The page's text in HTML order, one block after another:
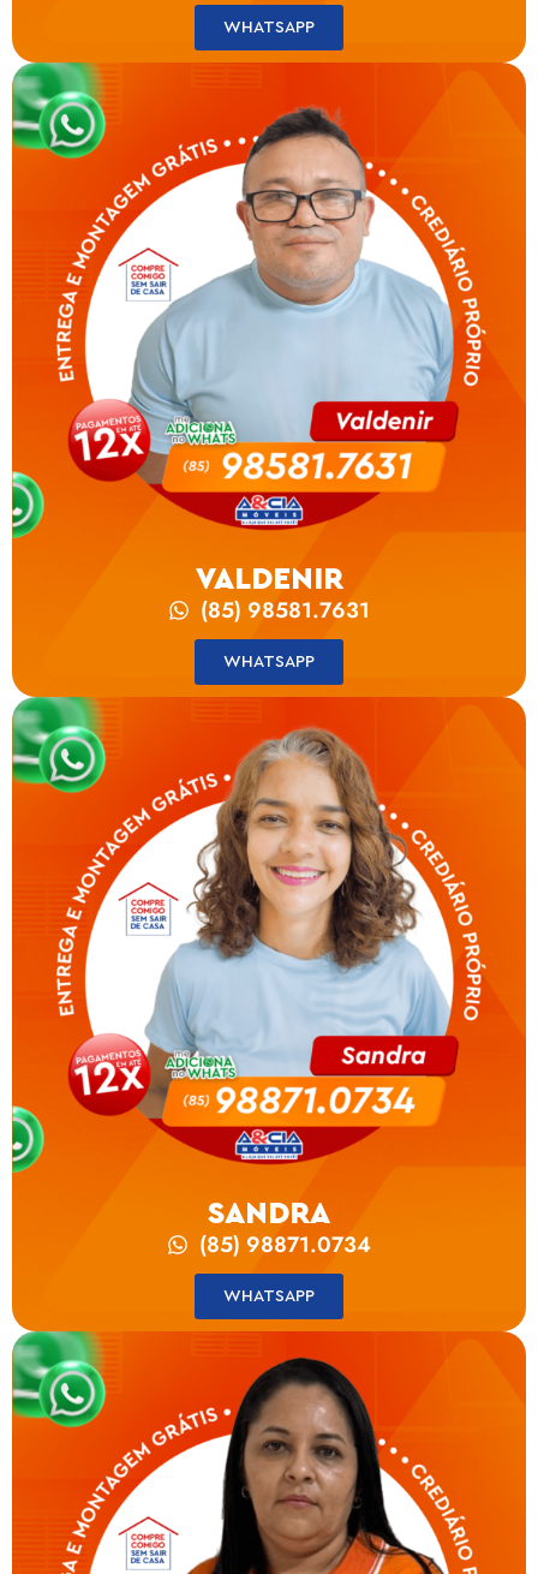
WHATSAPP
VALDENIR
(85) 98581.7631
WHATSAPP
SANDRA
(85) 98871.0734
WHATSAPP